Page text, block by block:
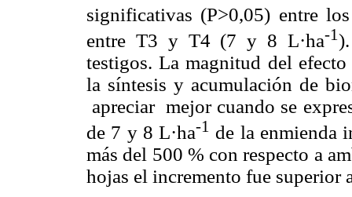
significativas (P>0,05) entre
entre T3 y T4 (7 y 8 L·ha-1
testigos. La magnitud del
la síntesis y acumulación de
apreciar mejor cuando se
de 7 y 8 L·ha-1 de la enmienda
más del 500 % con respecto a
hojas el incremento fue superior